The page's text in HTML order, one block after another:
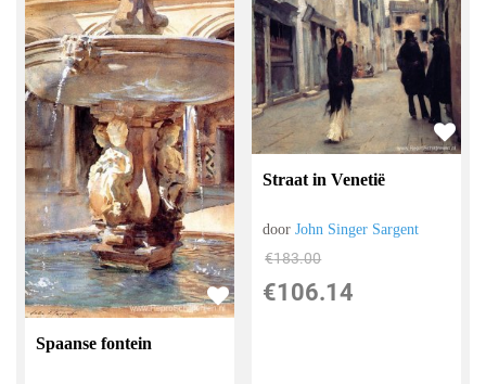
Spaanse fontein
Straat in Venetië
doorJohn Singer Sargent
€183.00
€106.14